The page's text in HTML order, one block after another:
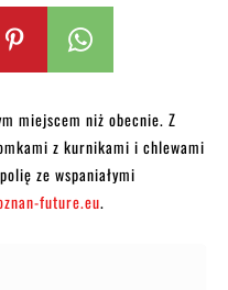
miejscem niż obecnie. Z
z kurnikami i chlewami
ze wspaniałymi
future.eu.